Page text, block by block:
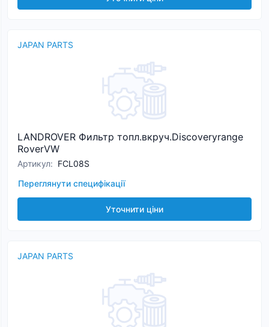
JAPAN PARTS
LANDROVER Фильтр топл.вкруч.Discoveryrange
RoverVW
Артикул: FCL08S
Переглянути специфікації
Уточнити ціни
JAPAN PARTS